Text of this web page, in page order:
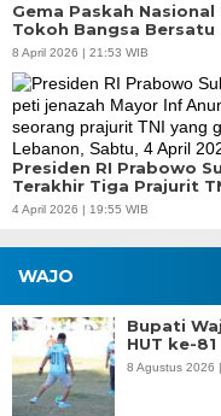
Gema Paskah
Tokoh Bangsa Bersatu
8 April 2026 | 21:53 WIB
Presiden RI Prabowo
Terakhir Tiga Prajurit
4 April 2026 | 19:55 WIB
WAJO
Bupati
HUT ke-81
8 Agustus 2026